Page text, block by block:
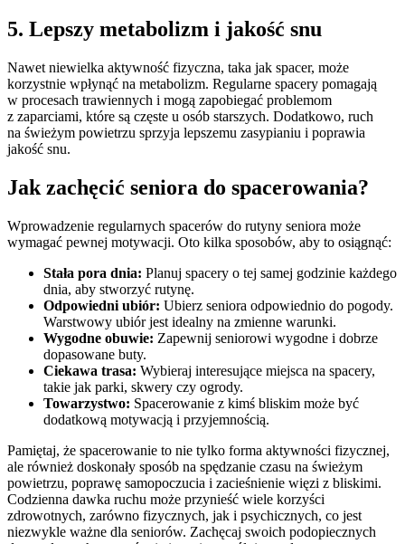
5. Lepszy metabolizm i jakość snu
Nawet niewielka aktywność fizyczna, taka jak spacer, może
korzystnie wpłynąć na metabolizm. Regularne spacery pomagają
w procesach trawiennych i mogą zapobiegać problemom
z zaparciami, które są częste u osób starszych. Dodatkowo, ruch
na świeżym powietrzu sprzyja lepszemu zasypianiu i poprawia
jakość snu.
Jak zachęcić seniora do spacerowania?
Wprowadzenie regularnych spacerów do rutyny seniora może
wymagać pewnej motywacji. Oto kilka sposobów, aby to osiągnąć:
Stała pora dnia: Planuj spacery o tej samej godzinie każdego
dnia, aby stworzyć rutynę.
Odpowiedni ubiór: Ubierz seniora odpowiednio do pogody.
Warstwowy ubiór jest idealny na zmienne warunki.
Wygodne obuwie: Zapewnij seniorowi wygodne i dobrze
dopasowane buty.
Ciekawa trasa: Wybieraj interesujące miejsca na spacery,
takie jak parki, skwery czy ogrody.
Towarzystwo: Spacerowanie z kimś bliskim może być
dodatkową motywacją i przyjemnością.
Pamiętaj, że spacerowanie to nie tylko forma aktywności fizycznej,
ale również doskonały sposób na spędzanie czasu na świeżym
powietrzu, poprawę samopoczucia i zacieśnienie więzi z bliskimi.
Codzienna dawka ruchu może przynieść wiele korzyści
zdrowotnych, zarówno fizycznych, jak i psychicznych, co jest
niezwykle ważne dla seniorów. Zachęcaj swoich podopiecznych